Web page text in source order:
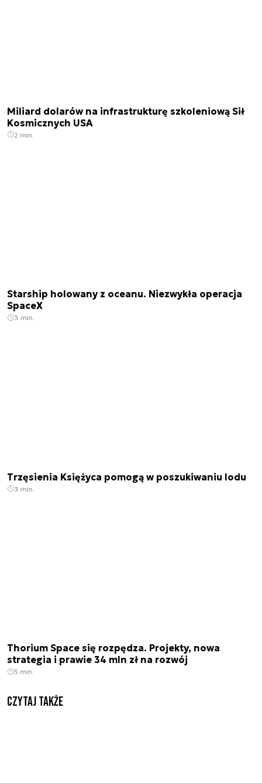
Miliard dolarów na infrastrukturę szkoleniową Sił
Kosmicznych USA
2 min.
Starship holowany z oceanu. Niezwykła operacja
SpaceX
3 min.
Trzęsienia Księżyca pomogą w poszukiwaniu lodu
3 min.
Thorium Space się rozpędza. Projekty, nowa
strategia i prawie 34 mln zł na rozwój
5 min.
Czytaj także